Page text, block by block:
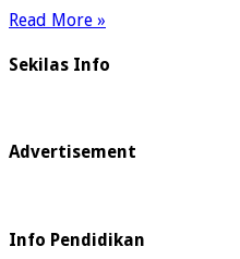
Read More »
Sekilas Info
Advertisement
Info Pendidikan